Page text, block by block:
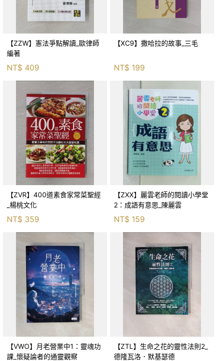
【ZZW】憲法爭點解讀_歐律師
編著
NT$ 409
【XC9】撒哈拉的故事_三毛
NT$ 199
【ZVR】400道素食家常菜聖經
_楊桃文化
NT$ 359
【ZXX】麗雲老師的閱讀小學堂
2：成語有意思_陳麗雲
NT$ 159
【VWO】月老營業中1：靈魂功
課_懷疑論者的通靈觀察
【ZTL】生命之花的靈性法則2_
德隆瓦洛．默基瑟德